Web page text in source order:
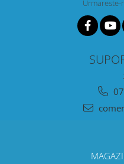
Urmareste-